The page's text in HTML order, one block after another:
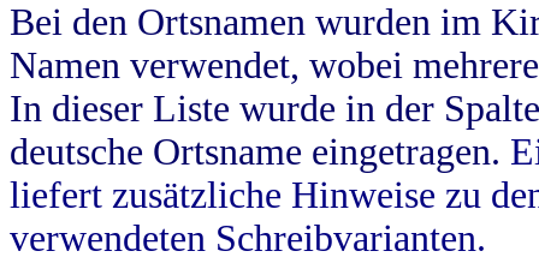
Bei den Ortsnamen wurden im
Namen verwendet, wobei
In dieser Liste wurde in der
deutsche Ortsname eingetragen.
liefert zusätzliche Hinweise zu
verwendeten Schreibvarianten.